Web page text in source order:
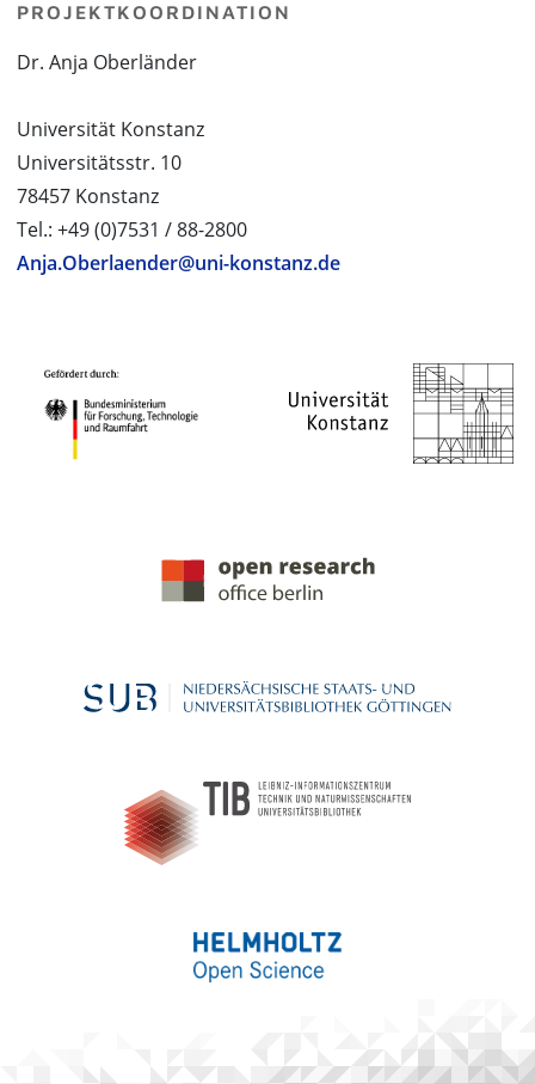
PROJEKTKOORDINATION
Dr. Anja Oberländer
Universität Konstanz
Universitätsstr. 10
78457 Konstanz
Tel.: +49 (0)7531 / 88-2800
Anja.Oberlaender@uni-konstanz.de